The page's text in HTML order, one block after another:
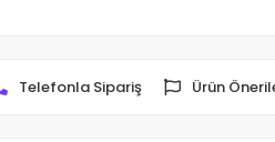
Telefonla Sipariş Ürün